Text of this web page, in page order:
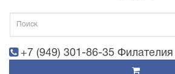
+7 (949) 301-86-35 Филателия